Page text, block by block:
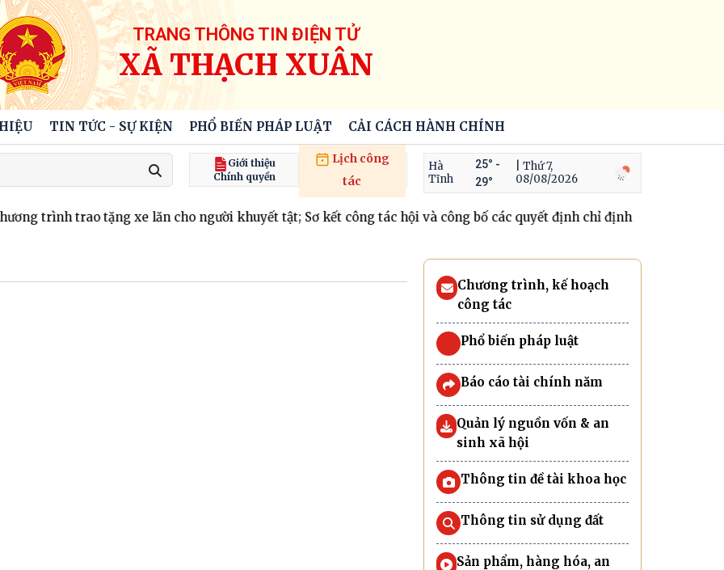
TRANG THÔNG TIN ĐIỆN TỬ
XÃ THẠCH XUÂN
TIN TỨC - SỰ KIỆN PHỔ BIẾN PHÁP LUẬT CẢI CÁCH HÀNH CHÍNH
Giới thiệu
Chính quyền
Lịch công
tác
Hà
Tĩnh
25° -
29°
| Thứ 7,
08/08/2026
trình trao tặng xe lăn cho người khuyết tật; Sơ kết công tác hội và công bố các quyết định chỉ định chi hội trưởng
Chương trình, kế hoạch
công tác
Phổ biến pháp luật
Báo cáo tài chính năm
Quản lý nguồn vốn & an
sinh xã hội
Thông tin đề tài khoa học
Thông tin sử dụng đất
Sản phẩm, hàng hóa, an